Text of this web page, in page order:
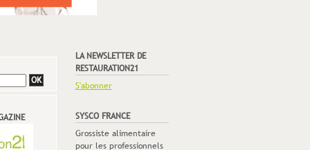
LA NEWSLETTER DE
RESTAURATION21
S'abonner
SYSCO FRANCE
Grossiste alimentaire
pour les professionnels